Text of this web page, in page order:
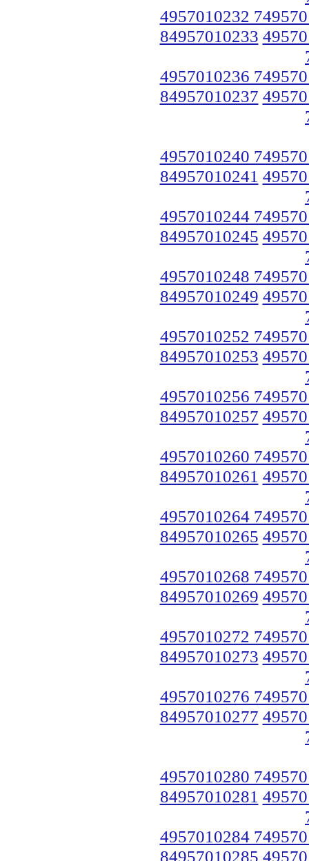
4957010232
84957010233
4957010236
84957010237
4957010240
84957010241
4957010244
84957010245
4957010248
84957010249
4957010252
84957010253
4957010256
84957010257
4957010260
84957010261
4957010264
84957010265
4957010268
84957010269
4957010272
84957010273
4957010276
84957010277
4957010280
84957010281
4957010284
84957010285